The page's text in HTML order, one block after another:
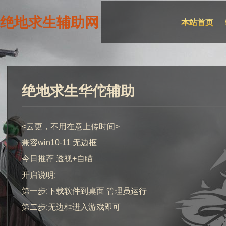
绝地求生辅助网 本站首页
绝地求生华佗辅助
<云更，不用在意上传时间>
兼容win10-11 无边框
今日推荐 透视+自瞄
开启说明:
第一步:下载软件到桌面 管理员运行
第二步:无边框进入游戏即可